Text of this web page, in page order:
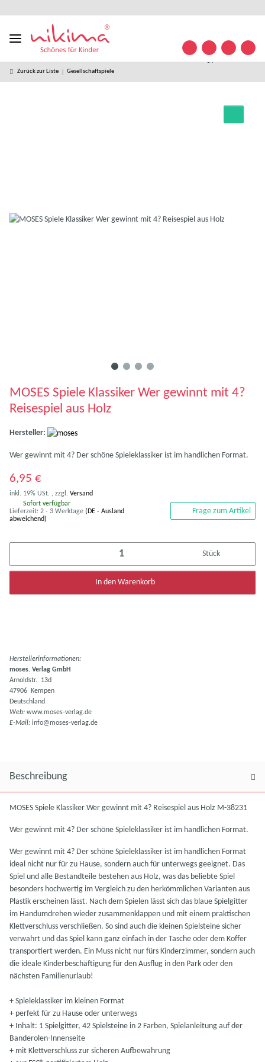
in
Versand ab
49 € *
kostenlose
63 32
09
Zurück zur Liste Gesellschaftspiele
MOSES Spiele Klassiker Wer gewinnt mit 4?
Reisespiel aus Holz
Hersteller:
Wer gewinnt mit 4? Der schöne Spieleklassiker ist im handlichen Format.
6,95 €
inkl. 19% USt. , zzgl. Versand
Sofort verfügbar
Lieferzeit: 2 - 3 Werktage (DE - Ausland
abweichend)
Frage zum Artikel
Stück
In den Warenkorb
Herstellerinformationen:
moses. Verlag GmbH
Arnoldstr. 13d
47906 Kempen
Deutschland
Web: www.moses-verlag.de
E-Mail: info@moses-verlag.de
Beschreibung
MOSES Spiele Klassiker Wer gewinnt mit 4? Reisespiel aus Holz M-38231
Wer gewinnt mit 4? Der schöne Spieleklassiker ist im handlichen Format.
Wer gewinnt mit 4? Der schöne Spieleklassiker ist im handlichen Format
ideal nicht nur für zu Hause, sondern auch für unterwegs geeignet. Das
Spiel und alle Bestandteile bestehen aus Holz, was das beliebte Spiel
besonders hochwertig im Vergleich zu den herkömmlichen Varianten aus
Plastik erscheinen lässt. Nach dem Spielen lässt sich das blaue Spielgitter
im Handumdrehen wieder zusammenklappen und mit einem praktischen
Klettverschluss verschließen. So sind auch die kleinen Spielsteine sicher
verwahrt und das Spiel kann ganz einfach in der Tasche oder dem Koffer
transportiert werden. Ein Muss nicht nur fürs Kinderzimmer, sondern auch
die ideale Kinderbeschäftigung für den Ausflug in den Park oder den
nächsten Familienurlaub!
+ Spieleklassiker im kleinen Format
+ perfekt für zu Hause oder unterwegs
+ Inhalt: 1 Spielgitter, 42 Spielsteine in 2 Farben, Spielanleitung auf der
Banderolen-Innenseite
+ mit Klettverschluss zur sicheren Aufbewahrung